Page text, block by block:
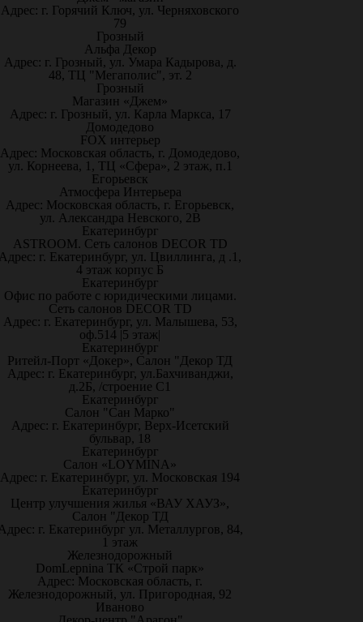
Адрес: г. Горячий Ключ, ул. Черняховского
79
Грозный
Альфа Декор
Адрес: г. Грозный, ул. Умара Кадырова, д.
48, ТЦ "Мегаполис", эт. 2
Грозный
Магазин «Джем»
Адрес: г. Грозный, ул. Карла Маркса, 17
Домодедово
FOX интерьер
Адрес: Московская область, г. Домодедово,
ул. Корнеева, 1, ТЦ «Сфера», 2 этаж, п.1
Егорьевск
Атмосфера Интерьера
Адрес: Московская область, г. Егорьевск,
ул. Александра Невского, 2В
Екатеринбург
ASTROOM. Сеть салонов DECOR TD
г. Екатеринбург, ул. Цвиллинга, д .1,
4 этаж корпус Б
Екатеринбург
Офис по работе с юридическими лицами.
Сеть салонов DECOR TD
Адрес: г. Екатеринбург, ул. Малышева, 53,
оф.514 |5 этаж|
Екатеринбург
Ритейл-Порт «Докер», Салон "Декор ТД
Адрес: г. Екатеринбург, ул.Бахчиванджи,
д.2Б, /строение С1
Екатеринбург
Салон "Сан Марко"
Адрес: г. Екатеринбург, Верх-Исетский
бульвар, 18
Екатеринбург
Салон «LOYMINA»
Адрес: г. Екатеринбург, ул. Московская 194
Екатеринбург
Центр улучшения жилья «ВАУ ХАУЗ»,
Салон "Декор ТД
г. Екатеринбург ул. Металлургов, 84,
1 этаж
Железнодорожный
DomLepnina ТК «Строй парк»
Адрес: Московская область, г.
Железнодорожный, ул. Пригородная, 92
Иваново